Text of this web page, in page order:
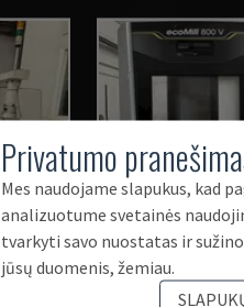
ECOMILL 800 V
Privatumo
Mes naudojame slapukus, kad
analizuotume svetainės
tvarkyti savo nuostatas ir
jūsų duomenis, žemiau.